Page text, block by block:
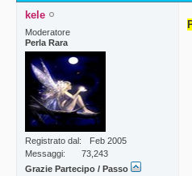
kele
Moderatore
Perla Rara
Registrato dal
Feb 2005
Messaggi
73,243
Grazie Partecipo / Passo